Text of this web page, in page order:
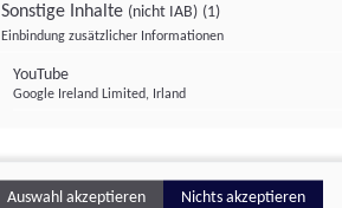
Sonstige Inhalte (nicht IAB) (1)
Einbindung zusätzlicher Informationen
YouTube
Google Ireland Limited, Irland
Auswahl akzeptieren Nichts akzeptieren